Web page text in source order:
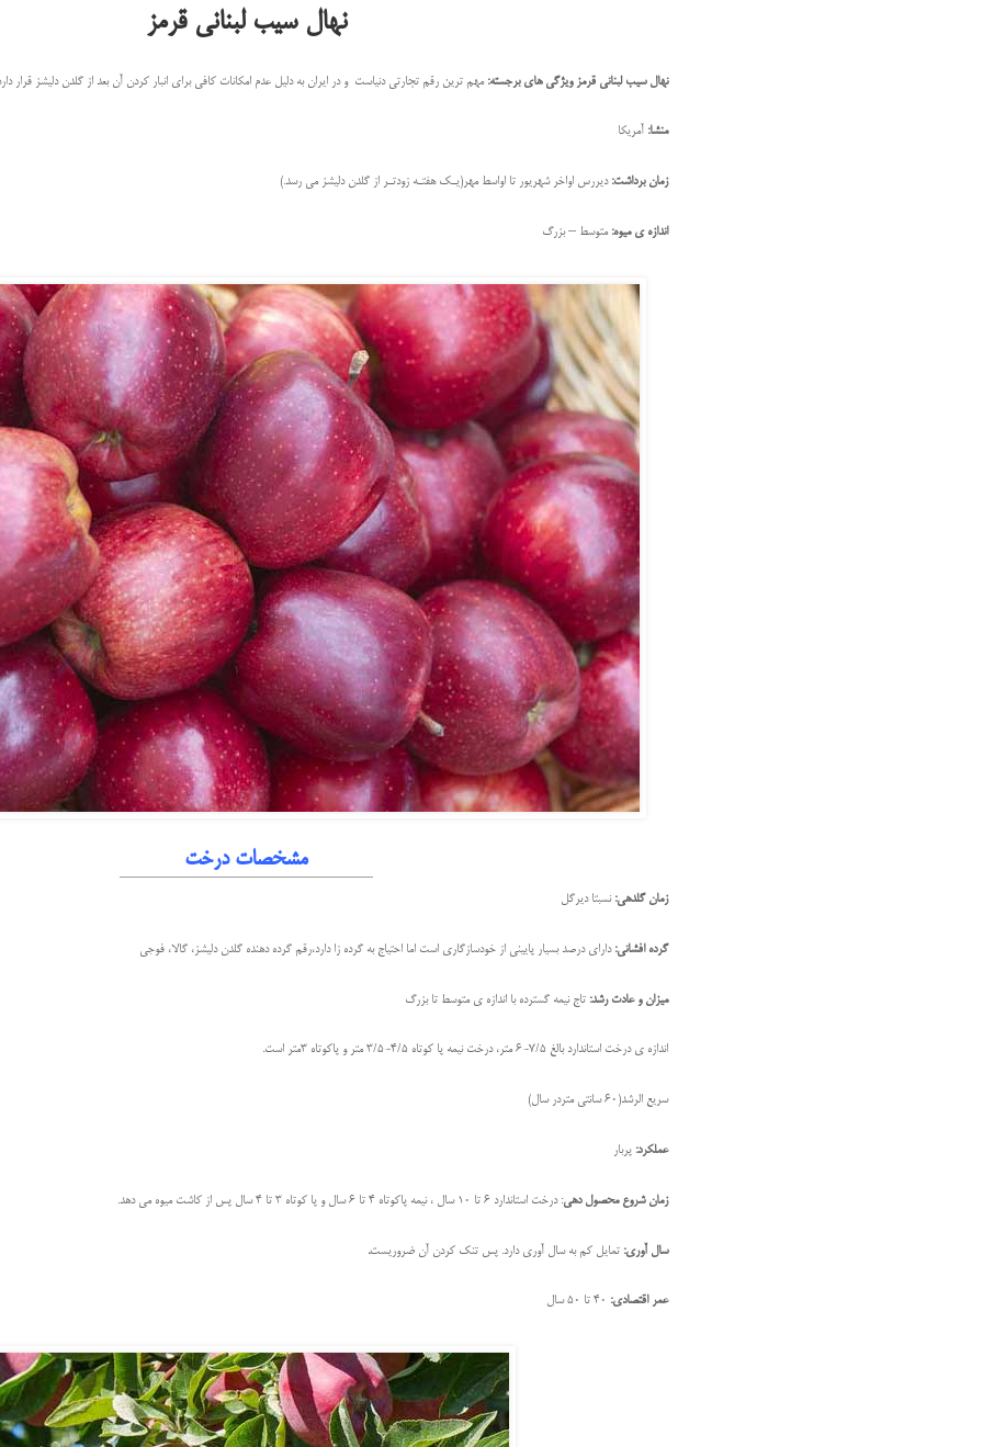
نهال سیب لبنانی قرمز
نهال سیب لبنانی قرمز ویژگی های برجسته:مهم ترین رقم تجارتی دنیاست و در ایران به دلیل عدم امکانات کافی برای انبار کردن آن بعد از گلدن دلیشز قرار
منشا: آمریکا
زمان برداشت:دیررس اواخر شهریور تا اواسط مهر(يـك هفتـه زودتـر از گلدن دليشز می رسد.)
اندازه ی میوه:متوسط – بزرگ
مشخصات درخت
زمان گلدهی:نسبتا دیرگل
گرده افشانی:دارای درصد بسیار پایینی از خودسازگاری است اما احتیاج به گرده زا دارد،رقم گرده دهنده گلدن دلیشز، گالا، فوجی
میزان و عادت رشد: تاج نیمه گسترده با اندازه ی متوسط تا بزرگ
اندازه ی درخت استاندارد بالغ 7/5-6 متر، درخت نیمه پا کوتاه 4/5-3/5 متر و پاکوتاه 3متر است.
سریع الرشد(60 سانتی متردر سال)
عملکرد: پربار
زمان شروع محصول دهی: درخت استاندارد 6 تا 10 سال ، نیمه پاکوتاه 4 تا 6 سال و پا کوتاه 3 تا 4 سال پس از کاشت میوه می دهد.
سال آوری: تمایل کم به سال آوری دارد. پس تنک کردن آن ضروریست.
عمر اقتصادی: 40 تا 50 سال